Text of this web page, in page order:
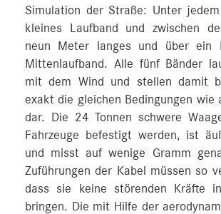
Simulation der Straße: Unter
kleines Laufband und zwischen
neun Meter langes und über ein
Mittenlaufband. Alle fünf Bänder
mit dem Wind und stellen damit
exakt die gleichen Bedingungen wie
dar. Die 24 Tonnen schwere
Fahrzeuge befestigt werden, ist
und misst auf wenige Gramm
Zuführungen der Kabel müssen so
dass sie keine störenden Kräfte
bringen. Die mit Hilfe der